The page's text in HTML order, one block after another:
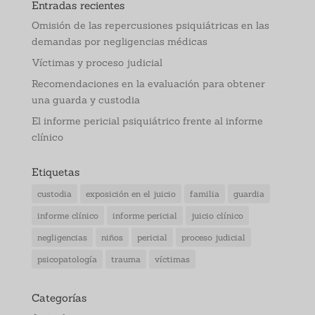
Entradas recientes
Omisión de las repercusiones psiquiátricas en las
demandas por negligencias médicas
Víctimas y proceso judicial
Recomendaciones en la evaluación para obtener
una guarda y custodia
El informe pericial psiquiátrico frente al informe
clínico
Etiquetas
custodia exposición en el juicio familia guardia
informe clínico informe pericial juicio clínico
negligencias niños pericial proceso judicial
psicopatología trauma víctimas
Categorías